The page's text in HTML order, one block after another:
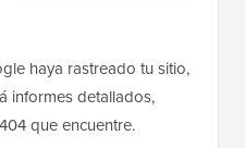
haya rastreado tu sitio,
informes detallados,
que encuentre.